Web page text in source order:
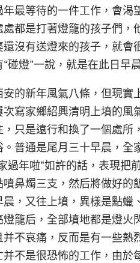
最等待的一件工作，會
都是打著燈籠的孩子們
沒有送燈來的孩子，就
碰燈”一說，就是在此日早
的新年風氣八條，但現實
寫家鄉紹興清明上墳的
只是遠行和換了一個處
普通是尾月三十早晨，
過年啦”如許的話，表現
鼻燭三支，然后將做好
晨，又往上墳，異樣是點
籠后，全部墳地都是燈
不哀痛，反而是有一些熱
不是很恐怖的工作，由